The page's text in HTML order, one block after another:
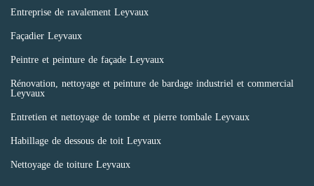
Entreprise de ravalement Leyvaux
Façadier Leyvaux
Peintre et peinture de façade Leyvaux
Rénovation, nettoyage et peinture de bardage industriel et commercial
Leyvaux
Entretien et nettoyage de tombe et pierre tombale Leyvaux
Habillage de dessous de toit Leyvaux
Nettoyage de toiture Leyvaux